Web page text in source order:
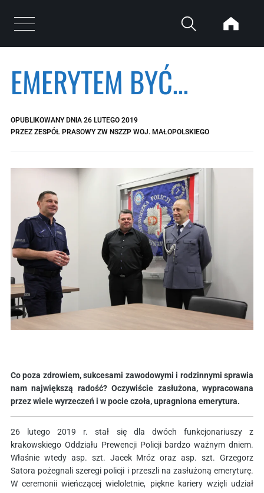
Otwórz menu
EMERYTEM BYĆ…
OPUBLIKOWANY DNIA 26 LUTEGO 2019
PRZEZ ZESPÓŁ PRASOWY ZW NSZZP WOJ. MAŁOPOLSKIEGO
Co poza zdrowiem, sukcesami zawodowymi i rodzinnymi sprawia
nam największą radość? Oczywiście zasłużona, wypracowana
przez wiele wyrzeczeń i w pocie czoła, upragniona emerytura.
26 lutego 2019 r. stał się dla dwóch funkcjonariuszy z
krakowskiego Oddziału Prewencji Policji bardzo ważnym dniem.
Właśnie wtedy asp. szt. Jacek Mróz oraz asp. szt. Grzegorz
Satora pożegnali szeregi policji i przeszli na zasłużoną emeryturę.
W ceremonii wieńczącej wieloletnie, piękne kariery wzięli udział